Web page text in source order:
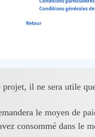
il ne sera utile
le moyen de
consommé dans le